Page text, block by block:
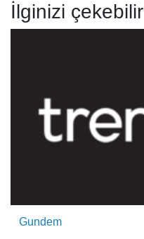
İlginizi çekebilir
Gundem